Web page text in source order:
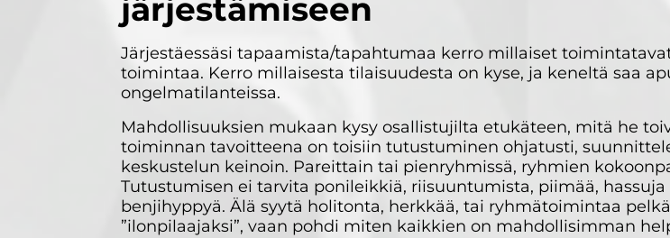
järjestämiseen
Järjestäessäsi tapaamista/tapahtumaa kerro millaiset
toimintaa. Kerro millaisesta tilaisuudesta on kyse, ja keneltä saa
ongelmatilanteissa.
Mahdollisuuksien mukaan kysy osallistujilta etukäteen, mitä he
toiminnan tavoitteena on toisiin tutustuminen ohjatusti,
keskustelun keinoin. Pareittain tai pienryhmissä, ryhmien
Tutustumisen ei tarvita ponileikkiä, riisuuntumista, piimää,
benjihyppyä. Älä syytä holitonta, herkkää, tai ryhmätoimintaa
”ilonpilaajaksi”, vaan pohdi miten kaikkien on mahdollisimman